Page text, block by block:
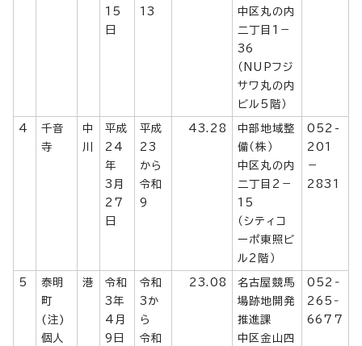
15
日
13
中区丸の内
二丁目1－
36
（NUPフジ
サワ丸の内
ビル5階）
4
千音
寺
中
川
平成
24
年
3月
27
日
平成
23
から
令和
9
43.28
中部地域整
備（株）
中区丸の内
二丁目2－
15
（シティコ
ーポ東照ビ
ル2階）
052-
201
－
2831
5
泰明
町
(注)
個人
港
令和
3年
4月
9日
令和
3か
ら
令和
23.08
名古屋競馬
場跡地開発
推進課
中区金山四
052‐
265‐
6677